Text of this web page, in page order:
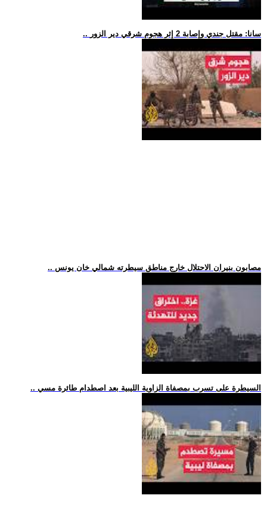
.. سانا: مقتل جندي وإصابة 2 إثر هجوم شرقي دير الزور
.. مصابون بنيران الاحتلال خارج مناطق سيطرته شمالي خان يونس
.. السيطرة على تسرب بمصفاة الزاوية الليبية بعد اصطدام طائرة مسي